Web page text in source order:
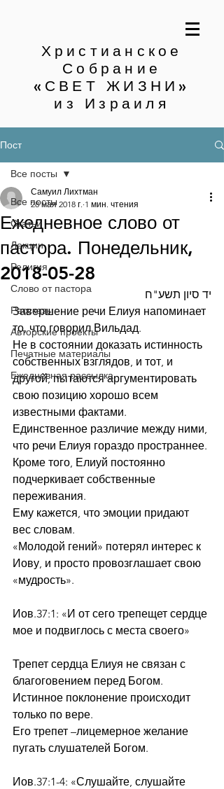
Христианское
Собрание
«СВЕТ ЖИЗНИ»
из Израиля
Пост
Все посты
Статьи
Лекции
Религия
Слово от пастора
Рассказы
Авторские проекты
Печатные материалы
Ежедневная рассылка
Все посты
Ежедневное слово от
пастора. Понедельник,
2018-05-28
Самуил Лихтман
28 мая 2018 г. 1 мин. чтения
יד סיון תשע"ח
Завершение речи Елиуя напоминает
то, что говорил Вильдад.
Не в состоянии доказать истинность
собственных взглядов, и тот, и
другой, пытаются аргументировать
свою позицию хорошо всем
известными фактами.
Единственное различие между ними,
что речи Елиуя гораздо пространнее.
Кроме того, Елиуй постоянно
подчеркивает собственные
переживания.
Ему кажется, что эмоции придают
вес словам.
«Молодой гений» потерял интерес к
Иову, и просто провозглашает свою
«мудрость».
Иов.37:1: «И от сего трепещет сердце
мое и подвиглось с места своего»
Трепет сердца Елиуя не связан с
благоговением перед Богом.
Истинное поклонение происходит
только по вере.
Его трепет –лицемерное желание
пугать слушателей Богом.
Иов.37:1-4: «Слушайте, слушайте